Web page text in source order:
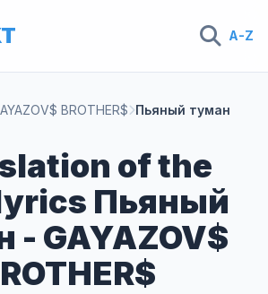
A-Z
BROTHER$ Пьяный туман
of the
Пьяный
- GAYAZOV$